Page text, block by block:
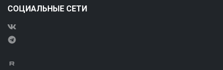
СОЦИАЛЬНЫЕ СЕТИ